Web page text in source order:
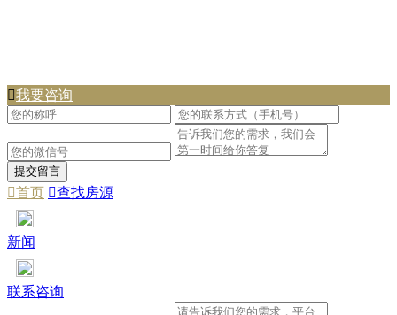
我要咨询
首页 查找房源
新闻
联系咨询